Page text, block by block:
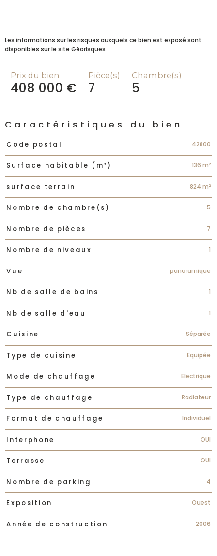
Les informations sur les risques auxquels ce bien est exposé sont
disponibles sur le site Géorisques
Prix du bien
408 000 €
Pièce(s)
7
Chambre(s)
5
Caractéristiques du bien
Caractéristiques Valeurs
Code postal 42800
Surface habitable (m²) 136 m²
surface terrain 824 m²
Nombre de chambre(s) 5
Nombre de pièces 7
Nombre de niveaux 1
Vue panoramique
Nb de salle de bains 1
Nb de salle d'eau 1
Cuisine Séparée
Type de cuisine Equipée
Mode de chauffage Electrique
Type de chauffage Radiateur
Format de chauffage Individuel
Interphone OUI
Terrasse OUI
Nombre de parking 4
Exposition Ouest
Année de construction 2006